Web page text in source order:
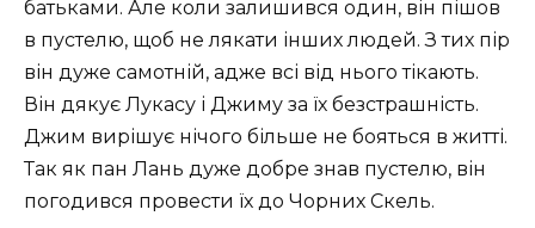
батьками. Але коли залишився один, він пішов
в пустелю, щоб не лякати інших людей. З тих пір
він дуже самотній, адже всі від нього тікають.
Він дякує Лукасу і Джиму за їх безстрашність.
Джим вирішує нічого більше не бояться в житті.
Так як пан Лань дуже добре знав пустелю, він
погодився провести їх до Чорних Скель.